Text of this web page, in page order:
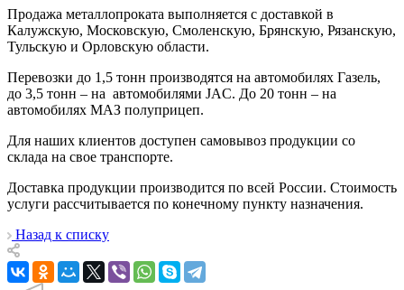
Продажа металлопроката выполняется с доставкой в
Калужскую, Московскую, Смоленскую, Брянскую, Рязанскую,
Тульскую и Орловскую области.
Перевозки до 1,5 тонн производятся на автомобилях Газель,
до 3,5 тонн – на автомобилями JAC. До 20 тонн – на
автомобилях МАЗ полуприцеп.
Для наших клиентов доступен самовывоз продукции со
склада на свое транспорте.
Доставка продукции производится по всей России. Стоимость
услуги рассчитывается по конечному пункту назначения.
Назад к списку